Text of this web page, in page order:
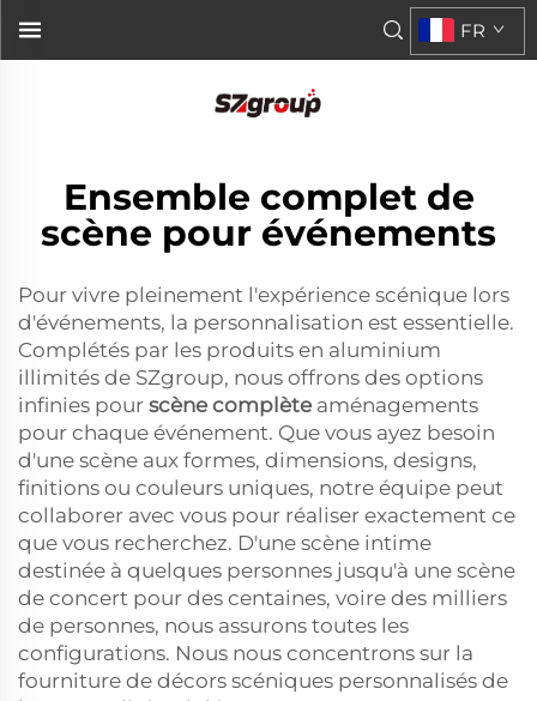
FR
Ensemble complet de
scène pour événements
Pour vivre pleinement l'expérience scénique lors
d'événements, la personnalisation est essentielle.
Complétés par les produits en aluminium
illimités de SZgroup, nous offrons des options
infinies pour scène complète aménagements
pour chaque événement. Que vous ayez besoin
d'une scène aux formes, dimensions, designs,
finitions ou couleurs uniques, notre équipe peut
collaborer avec vous pour réaliser exactement ce
que vous recherchez. D'une scène intime
destinée à quelques personnes jusqu'à une scène
de concert pour des centaines, voire des milliers
de personnes, nous assurons toutes les
configurations. Nous nous concentrons sur la
fourniture de décors scéniques personnalisés de